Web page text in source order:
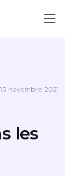
15 novembre 2021
les